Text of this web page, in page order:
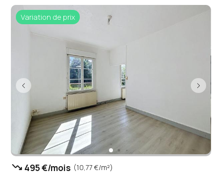
Variation de prix
trending_down 495 €/mois (10,77 €/m²)